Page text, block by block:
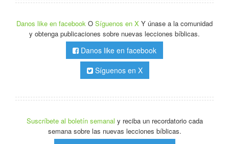
Danos like en facebook O Síguenos en X Y únase a la comunidad
y obtenga publicaciones sobre nuevas lecciones bíblicas.
Danos like en facebook
Síguenos en X
Suscríbete al boletín semanal y reciba un recordatorio cada
semana sobre las nuevas lecciones bíblicas.